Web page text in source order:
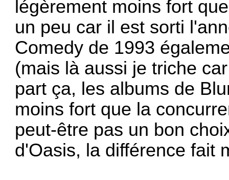
légèrement moins fort
un peu car il est sorti
Comedy de 1993
(mais là aussi je triche
part ça, les albums de
moins fort que la
peut-être pas un bon
d'Oasis, la différence fait